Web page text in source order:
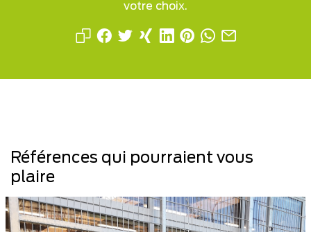
votre choix.
Références qui pourraient vous
plaire